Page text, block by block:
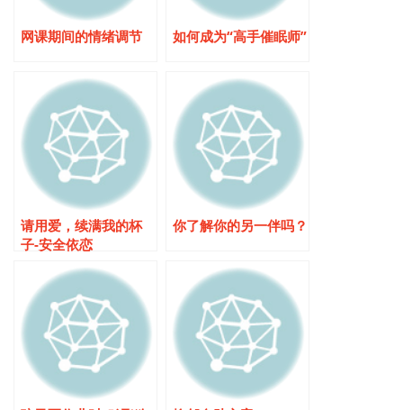
网课期间的情绪调节 如何成为“高手催眠师”
请用爱，续满我的杯
子-安全依恋
你了解你的另一伴吗？